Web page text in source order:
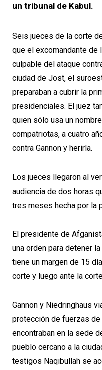
un tribunal de Kabul.
Seis jueces de la corte
que el excomandante de
culpable del ataque
ciudad de Jost, el
preparaban a cubrir la
presidenciales. El juez
quien sólo usa un
compatriotas, a cuatro
contra Gannon y herirla.
Los jueces llegaron al
audiencia de dos horas
tres meses hecha por la
El presidente de
una orden para detener
tiene un margen de 15
corte y luego ante la
Gannon y Niedringhaus
protección de fuerzas
encontraban en la sede
pueblo cercano a la
testigos Naqibullah se